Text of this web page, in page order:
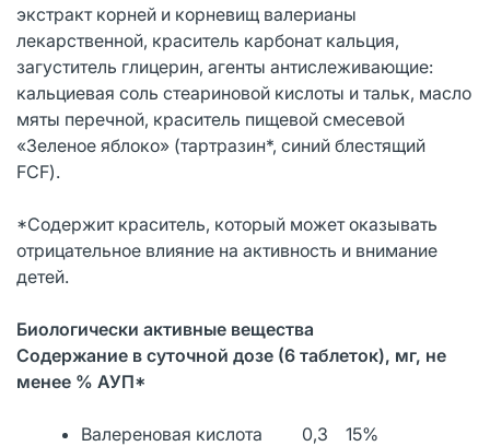
экстракт корней и корневищ валерианы
лекарственной, краситель карбонат кальция,
загуститель глицерин, агенты антислеживающие:
кальциевая соль стеариновой кислоты и тальк, масло
мяты перечной, краситель пищевой смесевой
«Зеленое яблоко» (тартразин*, синий блестящий
FCF).
*Содержит краситель, который может оказывать
отрицательное влияние на активность и внимание
детей.
Биологически активные вещества
Содержание в суточной дозе (6 таблеток), мг, не
менее % АУП*
Валереновая кислота 0,3 15%